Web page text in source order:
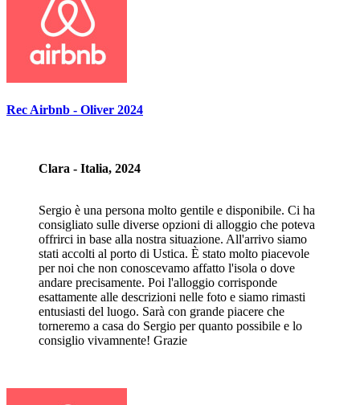
Rec Airbnb - Oliver 2024
Clara - Italia, 2024
Sergio è una persona molto gentile e disponibile. Ci ha
consigliato sulle diverse opzioni di alloggio che poteva
offrirci in base alla nostra situazione. All'arrivo siamo
stati accolti al porto di Ustica. È stato molto piacevole
per noi che non conoscevamo affatto l'isola o dove
andare precisamente. Poi l'alloggio corrisponde
esattamente alle descrizioni nelle foto e siamo rimasti
entusiasti del luogo. Sarà con grande piacere che
torneremo a casa do Sergio per quanto possibile e lo
consiglio vivamnente! Grazie